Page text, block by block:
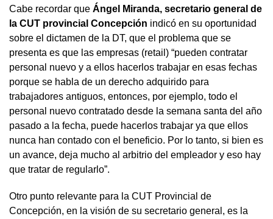
Cabe recordar que Ángel Miranda, secretario general de
la CUT provincial Concepción indicó en su oportunidad
sobre el dictamen de la DT, que el problema que se
presenta es que las empresas (retail) “pueden contratar
personal nuevo y a ellos hacerlos trabajar en esas fechas
porque se habla de un derecho adquirido para
trabajadores antiguos, entonces, por ejemplo, todo el
personal nuevo contratado desde la semana santa del año
pasado a la fecha, puede hacerlos trabajar ya que ellos
nunca han contado con el beneficio. Por lo tanto, si bien es
un avance, deja mucho al arbitrio del empleador y eso hay
que tratar de regularlo”.
Otro punto relevante para la CUT Provincial de
Concepción, en la visión de su secretario general, es la